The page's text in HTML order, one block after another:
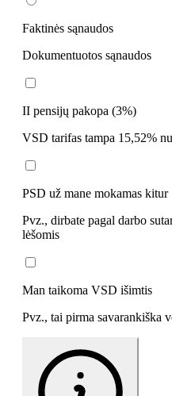
Faktinės sąnaudos
Dokumentuotos sąnaudos
II pensijų pakopa (3%)
VSD tarifas tampa 15,52%
PSD už mane mokamas kitur
Pvz., dirbate pagal darbo
lėšomis
Man taikoma VSD išimtis
Pvz., tai pirma savarankiška